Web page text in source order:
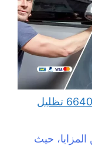
تظليل سيارات متنقل الكويت 66400552 تظليل
حيث